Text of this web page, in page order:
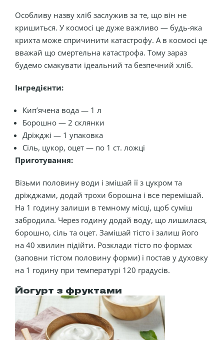
Особливу назву хліб заслужив за те, що він не
кришиться. У космосі це дуже важливо — будь-яка
крихта може спричинити катастрофу. А в космосі це
вважай що смертельна катастрофа. Тому зараз
будемо смакувати ідеальний та безпечний хліб.
Інгредієнти:
Кип’ячена вода — 1 л
Борошно — 2 склянки
Дріжджі — 1 упаковка
Сіль, цукор, оцет — по 1 ст. ложці
Приготування:
Візьми половину води і змішай її з цукром та
дріжджами, додай трохи борошна і все перемішай.
На 1 годину залиши в темному місці, щоб суміш
забродила. Через годину додай воду, що лишилася,
борошно, сіль та оцет. Замішай тісто і залиш його
на 40 хвилин підійти. Розклади тісто по формах
(заповни тістом половину форми) і постав у духовку
на 1 годину при температурі 120 градусів.
Йогурт з фруктами